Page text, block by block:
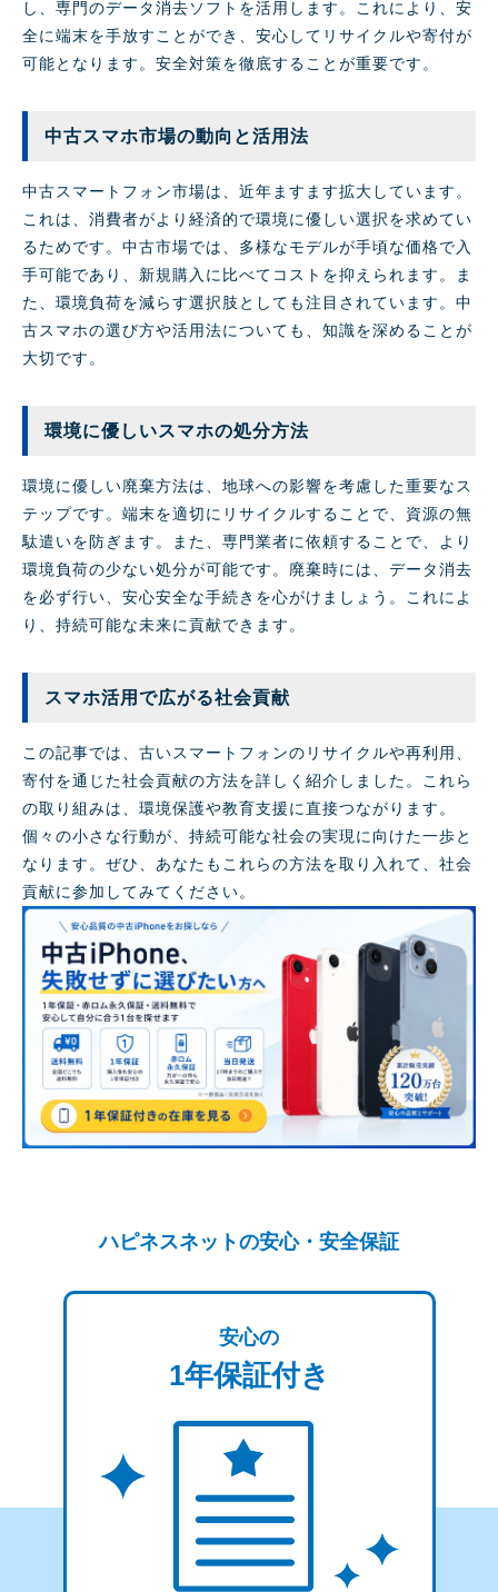
し、専門のデータ消去ソフトを活用します。これにより、安
全に端末を手放すことができ、安心してリサイクルや寄付が
可能となります。安全対策を徹底することが重要です。
中古スマホ市場の動向と活用法
中古スマートフォン市場は、近年ますます拡大しています。
これは、消費者がより経済的で環境に優しい選択を求めてい
るためです。中古市場では、多様なモデルが手頃な価格で入
手可能であり、新規購入に比べてコストを抑えられます。ま
た、環境負荷を減らす選択肢としても注目されています。中
古スマホの選び方や活用法についても、知識を深めることが
大切です。
環境に優しいスマホの処分方法
環境に優しい廃棄方法は、地球への影響を考慮した重要なス
テップです。端末を適切にリサイクルすることで、資源の無
駄遣いを防ぎます。また、専門業者に依頼することで、より
環境負荷の少ない処分が可能です。廃棄時には、データ消去
を必ず行い、安心安全な手続きを心がけましょう。これによ
り、持続可能な未来に貢献できます。
スマホ活用で広がる社会貢献
この記事では、古いスマートフォンのリサイクルや再利用、
寄付を通じた社会貢献の方法を詳しく紹介しました。これら
の取り組みは、環境保護や教育支援に直接つながります。
個々の小さな行動が、持続可能な社会の実現に向けた一歩と
なります。ぜひ、あなたもこれらの方法を取り入れて、社会
貢献に参加してみてください。
ハピネスネットの安心・安全保証
安心の
1年保証付き